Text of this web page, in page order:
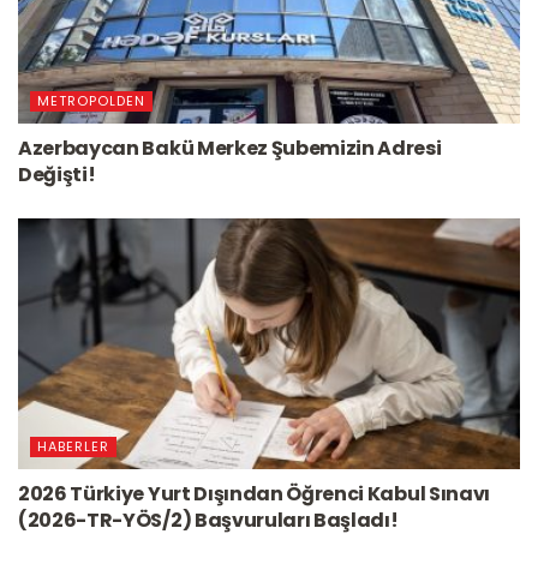
METROPOLDEN
Azerbaycan Bakü Merkez Şubemizin Adresi
Değişti!
HABERLER
2026 Türkiye Yurt Dışından Öğrenci Kabul Sınavı
(2026-TR-YÖS/2) Başvuruları Başladı!